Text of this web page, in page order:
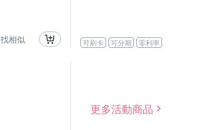
找相似 可刷卡 可分期 零利率
更多活動商品